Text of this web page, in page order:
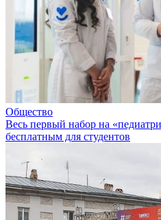
Общество
Весь первый набор на
бесплатным для студентов